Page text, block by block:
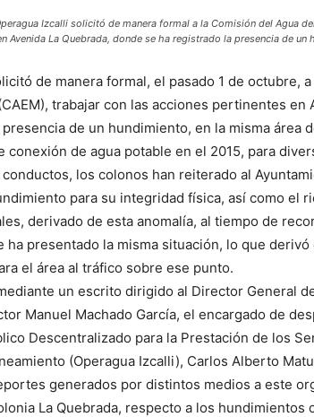
Izcalli solicitó de manera formal a la Comisión del Agua
Avenida La Quebrada, donde se ha registrado la presencia de un
de manera formal, el pasado 1 de octubre,
trabajar con las acciones pertinentes en
de un hundimiento, en la misma área
conexión de agua potable en el 2015, para
los colonos han reiterado al
para su integridad física, así como el
derivado de esta anomalía, al tiempo de
ha presentado la misma situación, lo que
el área al tráfico sobre ese punto.
un escrito dirigido al Director General
Manuel Machado García, el encargado de
Descentralizado para la Prestación de los
(Operagua Izcalli), Carlos Alberto
generados por distintos medios a este
La Quebrada, respecto a los hundimientos